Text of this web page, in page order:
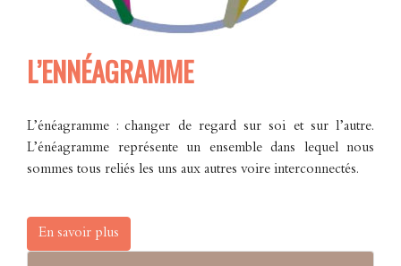
L’ENNÉAGRAMME
L’énéagramme : changer de regard sur soi et sur l’autre.
L’énéagramme représente un ensemble dans lequel nous
sommes tous reliés les uns aux autres voire interconnectés.
En savoir plus